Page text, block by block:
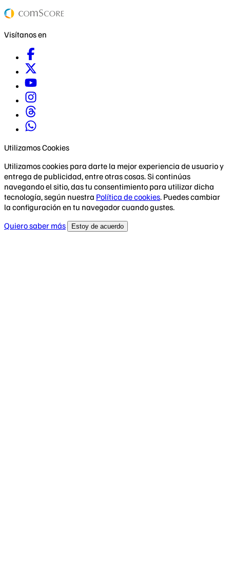
Visítanos en
Utilizamos Cookies
Utilizamos cookies para darte la mejor experiencia de usuario y
entrega de publicidad, entre otras cosas. Si continúas
navegando el sitio, das tu consentimiento para utilizar dicha
tecnología, según nuestra Política de cookies. Puedes cambiar
la configuración en tu navegador cuando gustes.
Quiero saber más
Estoy de acuerdo